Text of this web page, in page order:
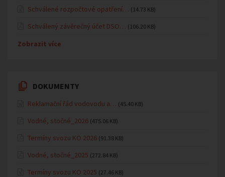
Schválené rozpočtové opatření… (14.73 KB)
Schválený závěrečný účet DSO… (106.20 KB)
Zobrazit více
DOKUMENTY
Reklamační řád vodovodu a… (45.40 KB)
Vodné, stočné_2026 (475.06 KB)
Termíny svozu KO 2026 (91.38 KB)
Vodné, stočné_2025 (272.84 KB)
Termíny svozu KO 2025 (27.46 KB)